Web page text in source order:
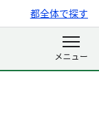
都全体で探す